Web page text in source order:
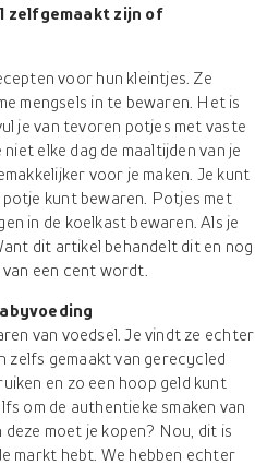
zelfgemaakt zijn of
voor hun kleintjes. Ze
mengsels in te bewaren. Het is
je van tevoren potjes met vaste
elke dag de maaltijden van je
voor je maken. Je kunt
potje kunt bewaren. Potjes met
in de koelkast bewaren. Als je
dit artikel behandelt dit en nog
een cent wordt.
van voedsel. Je vindt ze echter
zelfs gemaakt van gerecycled
en zo een hoop geld kunt
om de authentieke smaken van
moet je kopen? Nou, dit is
markt hebt. We hebben echter